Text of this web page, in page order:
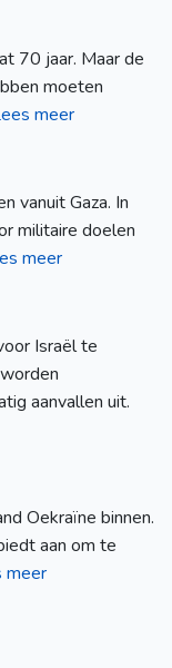
70 jaar. Maar de
moeten
meer
vanuit Gaza. In
militaire doelen
meer
Israël te
aanvallen uit.
Oekraïne binnen.
aan om te
meer